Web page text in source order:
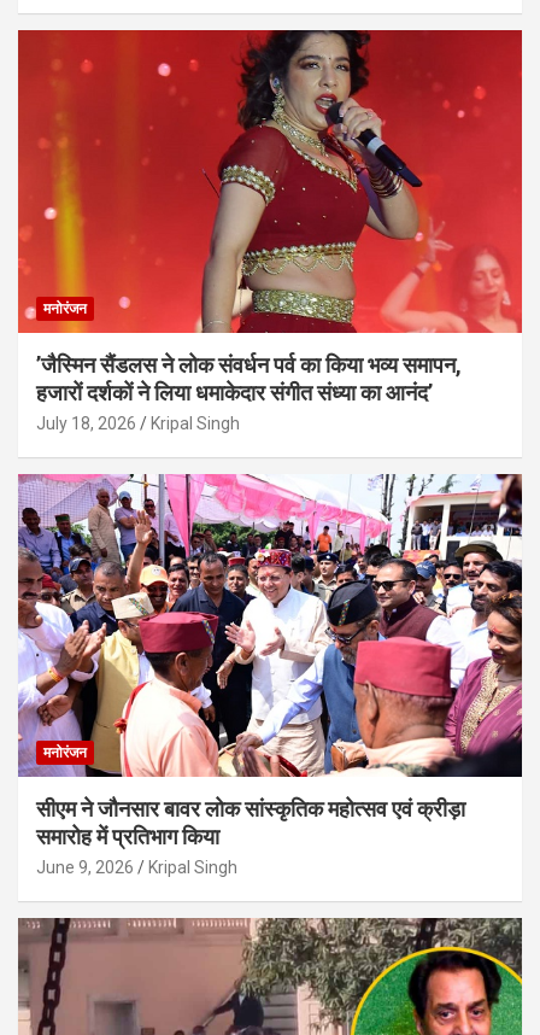
मनोरंजन
’जैस्मिन सैंडलस ने लोक संवर्धन पर्व का किया भव्य समापन,
हजारों दर्शकों ने लिया धमाकेदार संगीत संध्या का आनंद’
July 18, 2026 Kripal Singh
मनोरंजन
सीएम ने जौनसार बावर लोक सांस्कृतिक महोत्सव एवं क्रीड़ा
समारोह में प्रतिभाग किया
June 9, 2026 Kripal Singh